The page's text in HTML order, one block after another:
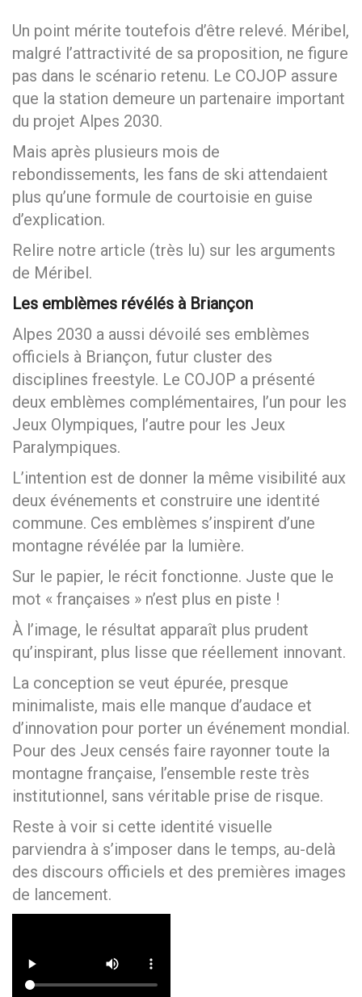
Un point mérite toutefois d’être relevé. Méribel,
malgré l’attractivité de sa proposition, ne figure
pas dans le scénario retenu. Le COJOP assure
que la station demeure un partenaire important
du projet Alpes 2030.
Mais après plusieurs mois de
rebondissements, les fans de ski attendaient
plus qu’une formule de courtoisie en guise
d’explication.
Relire notre article (très lu) sur les arguments
de Méribel.
Les emblèmes révélés à Briançon
Alpes 2030 a aussi dévoilé ses emblèmes
officiels à Briançon, futur cluster des
disciplines freestyle. Le COJOP a présenté
deux emblèmes complémentaires, l’un pour les
Jeux Olympiques, l’autre pour les Jeux
Paralympiques.
L’intention est de donner la même visibilité aux
deux événements et construire une identité
commune. Ces emblèmes s’inspirent d’une
montagne révélée par la lumière.
Sur le papier, le récit fonctionne. Juste que le
mot « françaises » n’est plus en piste !
À l’image, le résultat apparaît plus prudent
qu’inspirant, plus lisse que réellement innovant.
La conception se veut épurée, presque
minimaliste, mais elle manque d’audace et
d’innovation pour porter un événement mondial.
Pour des Jeux censés faire rayonner toute la
montagne française, l’ensemble reste très
institutionnel, sans véritable prise de risque.
Reste à voir si cette identité visuelle
parviendra à s’imposer dans le temps, au-delà
des discours officiels et des premières images
de lancement.